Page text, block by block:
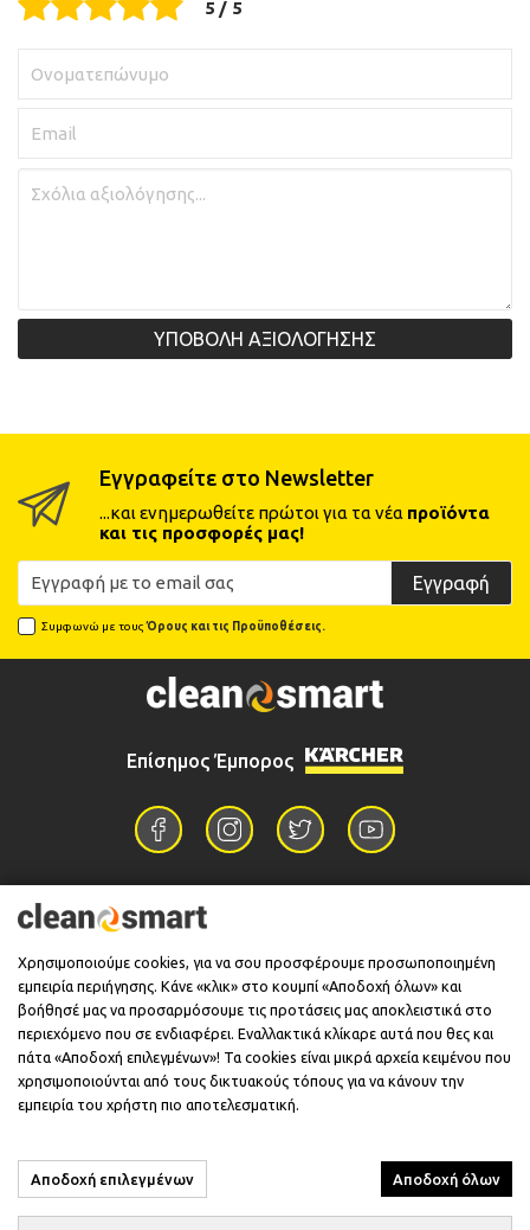
ΥΠΟΒΟΛΗ ΑΞΙΟΛΟΓΗΣΗΣ
Εγγραφείτε στο Newsletter
...και ενημερωθείτε πρώτοι για τα νέα προϊόντα
και τις προσφορές μας!
Εγγραφή
Συμφωνώ με τουςΌρους και τις Προϋποθέσεις.
Επίσημος Έμπορος
Επικοινωνία
Πληροφορίες
Υποστήριξη
© 2026 CleanSmart - Kärcher Reseller & Service Provider.
Χρησιμοποιούμε cookies, για να σου προσφέρουμε προσωποποιημένη
εμπειρία περιήγησης. Κάνε «κλικ» στο κουμπί «Αποδοχή όλων» και
βοήθησέ μας να προσαρμόσουμε τις προτάσεις μας αποκλειστικά στο
περιεχόμενο που σε ενδιαφέρει. Εναλλακτικά κλίκαρε αυτά που θες και
πάτα «Αποδοχή επιλεγμένων»! Τα cookies είναι μικρά αρχεία κειμένου που
χρησιμοποιούνται από τους δικτυακούς τόπους για να κάνουν την
εμπειρία του χρήστη πιο αποτελεσματική.
Αποδοχή επιλεγμένων Αποδοχή όλων